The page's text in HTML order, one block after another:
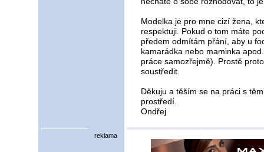
Modelka je pro mne cizí žena,
respektuji. Pokud o tom máte
předem odmítám přání, aby u
kamarádka nebo maminka
práce samozřejmě). Prostě
soustředit.
Děkuju a těším se na práci s
prostředí.
Ondřej
reklama